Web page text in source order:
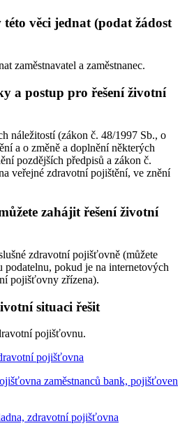
věci jednat (podat žádost
zaměstnavatel a zaměstnanec.
a postup pro řešení životní
náležitostí (zákon č. 48/1997 Sb., o
a o změně a doplnění některých
pozdějších předpisů a zákon č.
veřejné zdravotní pojištění, ve znění
zahájit řešení životní
zdravotní pojišťovně (můžete
pokud je na internetových
pojišťovny zřízena).
situaci řešit
pojišťovnu.
pojišťovna
zaměstnanců bank, pojišťoven
zdravotní pojišťovna